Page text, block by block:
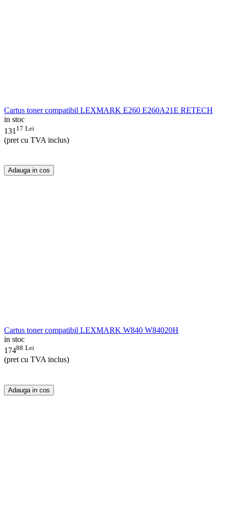
Cartus toner compatibil LEXMARK E260 E260A21E RETECH
in stoc
131 17 Lei
(pret cu TVA inclus)
Adauga in cos
Cartus toner compatibil LEXMARK W840 W84020H
in stoc
17488 Lei
(pret cu TVA inclus)
Adauga in cos